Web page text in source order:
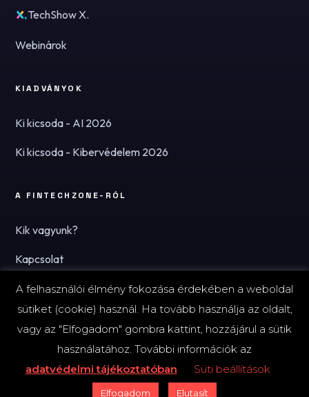
TechShow X.
Webinárok
KIADVÁNYOK
Ki kicsoda - AI 2026
Ki kicsoda - Kibervédelem 2026
A FINTECHZONE-RÓL
Kik vagyunk?
Kapcsolat
Hírlevél
© 2026 FinTechZone.hu - A FinTech Group Kft.
Adatvédelmi tájékoztató (PDF)Süti-beállítások
A felhasználói élmény fokozása érdekében a weboldal
sütiket (cookie) használ. Ha tovább használja az oldalt,
vagy az "Elfogadom" gombra kattint, hozzájárul a sütik
használatához. További információk az
adatvédelmi tájékoztatóban
Süti beállítások
Elfogadom Elutasít